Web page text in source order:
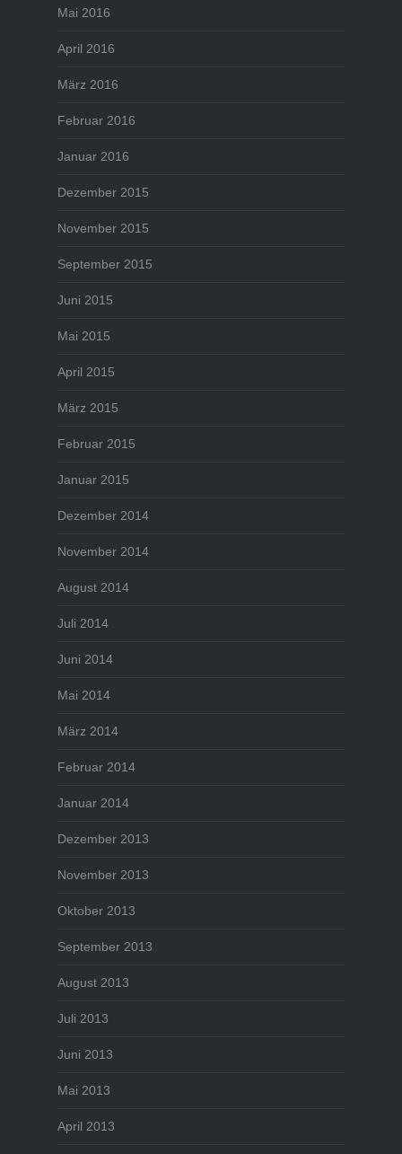
Mai 2016
April 2016
März 2016
Februar 2016
Januar 2016
Dezember 2015
November 2015
September 2015
Juni 2015
Mai 2015
April 2015
März 2015
Februar 2015
Januar 2015
Dezember 2014
November 2014
August 2014
Juli 2014
Juni 2014
Mai 2014
März 2014
Februar 2014
Januar 2014
Dezember 2013
November 2013
Oktober 2013
September 2013
August 2013
Juli 2013
Juni 2013
Mai 2013
April 2013